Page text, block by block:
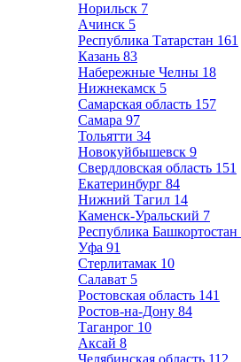
Норильск 7
Ачинск 5
Республика Татарстан 161
Казань 83
Набережные Челны 18
Нижнекамск 5
Самарская область 157
Самара 97
Тольятти 34
Новокуйбышевск 9
Свердловская область 151
Екатеринбург 84
Нижний Тагил 14
Каменск-Уральский 7
Республика Башкортостан
Уфа 91
Стерлитамак 10
Салават 5
Ростовская область 141
Ростов-на-Дону 84
Таганрог 10
Аксай 8
Челябинская область 112